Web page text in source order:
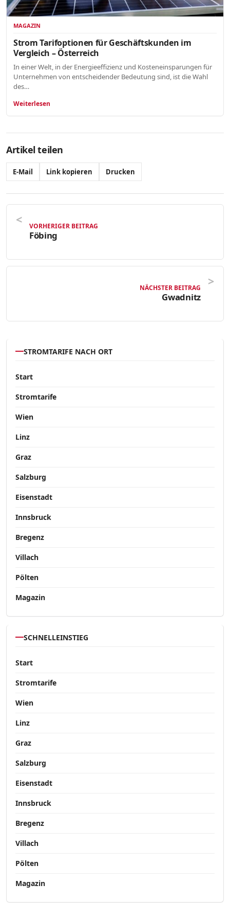
MAGAZIN
Strom Tarifoptionen für Geschäftskunden im
Vergleich – Österreich
In einer Welt, in der Energieeffizienz und Kosteneinsparungen für
Unternehmen von entscheidender Bedeutung sind, ist die Wahl
des…
Weiterlesen
Artikel teilen
E-Mail Link kopieren Drucken
VORHERIGER BEITRAG
Föbing
NÄCHSTER BEITRAG
Gwadnitz
STROMTARIFE NACH ORT
Start
Stromtarife
Wien
Linz
Graz
Salzburg
Eisenstadt
Innsbruck
Bregenz
Villach
Pölten
Magazin
SCHNELLEINSTIEG
Start
Stromtarife
Wien
Linz
Graz
Salzburg
Eisenstadt
Innsbruck
Bregenz
Villach
Pölten
Magazin